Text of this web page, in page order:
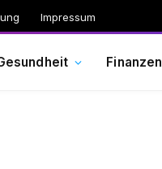
Impressum
Finanzen